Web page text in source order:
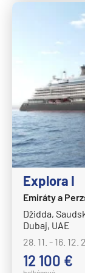
Costa
Costa
Costa
Costa
Costa
Costa
Costa
Costa
Costa
Costa
Explora I
Emiráty a
Džidda,
Dubaj, UAE
28. 11. - 16. 12.
12 100 €